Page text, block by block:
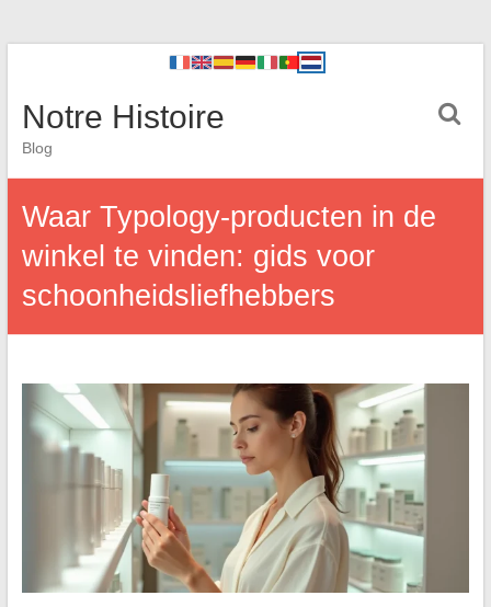
Notre Histoire
Blog
Waar Typology-producten in de
winkel te vinden: gids voor
schoonheidsliefhebbers